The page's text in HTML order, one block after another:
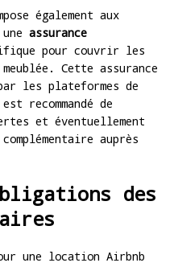
également aux
assurance
pour couvrir les
Cette assurance
les plateformes de
recommandé de
et éventuellement
auprès
des
une location Airbnb